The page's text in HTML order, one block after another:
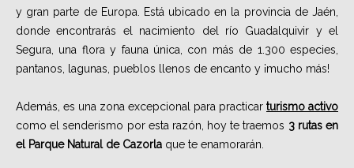
y gran parte de Europa. Está ubicado en la provincia de Jaén,
donde encontrarás el nacimiento del río Guadalquivir y el
Segura, una flora y fauna única, con más de 1.300 especies,
pantanos, lagunas, pueblos llenos de encanto y ¡mucho más!
Además, es una zona excepcional para practicar turismo activo
como el senderismo por esta razón, hoy te traemos 3 rutas en
el Parque Natural de Cazorla que te enamorarán.